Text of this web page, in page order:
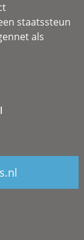
staatssteun
als